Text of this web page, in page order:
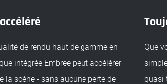
de rendu haut de gamme en
intégrée Embree peut accélérer
la scène - sans aucune perte de
Que
quasi